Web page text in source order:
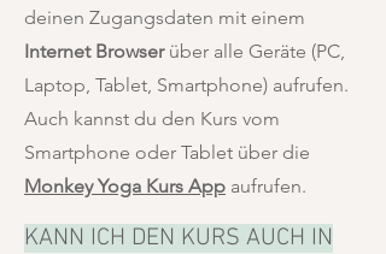
deinen Zugangsdaten mit einem
Internet Browserüber alle Geräte (PC,
Laptop, Tablet, Smartphone) aufrufen.
Auch kannst du den Kurs vom
Smartphone oder Tablet über die
Monkey Yoga Kurs App aufrufen.
KANN ICH DEN KURS AUCH IN